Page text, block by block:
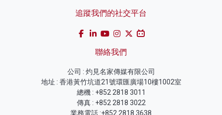
追蹤我們的社交平台
聯絡我們
公司 : 灼見名家傳媒有限公司
地址 : 香港黃竹坑道21號環匯廣場10樓1002室
總機 : +852 2818 3011
傳真 : +852 2818 3022
業務電話 :+852 2818 3638